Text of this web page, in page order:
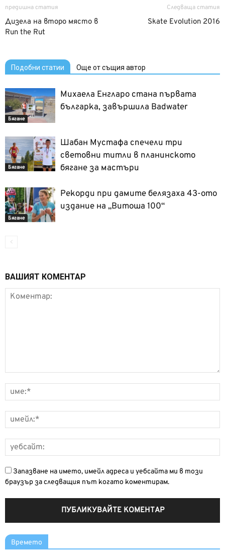
предишна статия
Дизела на второ място в
Run the Rut
Следваща статия
Skate Evolution 2016
Подобни статии Още от същия автор
Бягане
Михаела Енгларо стана първата
българка, завършила Badwater
Бягане
Шабан Мустафа спечели три
световни титли в планинското
бягане за мастъри
Бягане
Рекорди при дамите белязаха 43-ото
издание на „Витоша 100“
ВАШИЯТ КОМЕНТАР
Запазване на името, имейл адреса и уебсайта ми в този
браузър за следващия път когато коментирам.
Времето